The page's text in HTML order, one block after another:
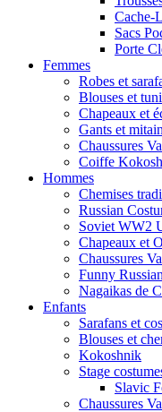
Cache-
Sacs
Porte
Femmes
Robes et
Blouses et
Chapeaux et
Gants et
Chaussures
Coiffe
Hommes
Chemises
Russian
Soviet WW2
Chapeaux et
Chaussures
Funny
Nagaikas de
Enfants
Sarafans et
Blouses et
Kokoshnik
Stage
Slavic
Chaussures